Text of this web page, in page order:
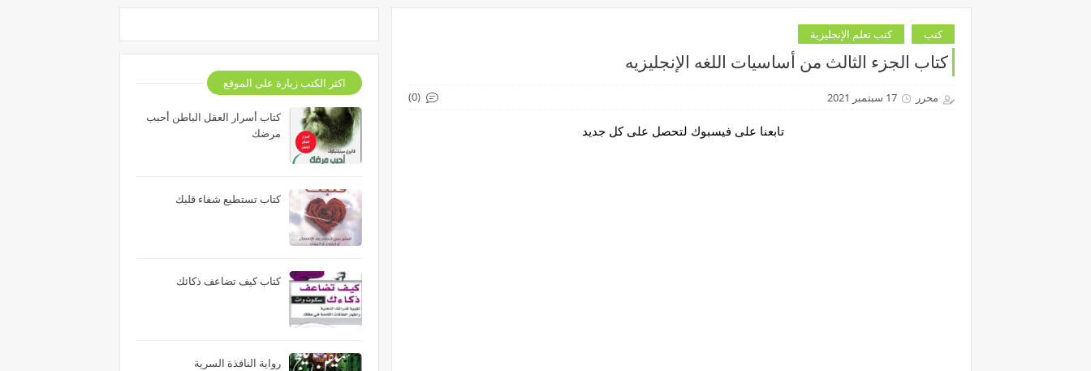
كتب كتب تعلم الإنجليزية
كتاب الجزء الثالث من أساسيات اللغه الإنجليزيه
محرر 17 سبتمبر 2021 (0)
تابعنا على فيسبوك لتحصل على كل جديد
اكثر الكتب زيارة على الموقع
كتاب أسرار العقل الباطن أحبب
مرضك
كتاب تستطيع شفاء قلبك
كتاب كيف تضاعف ذكائك
رواية النافذة السرية